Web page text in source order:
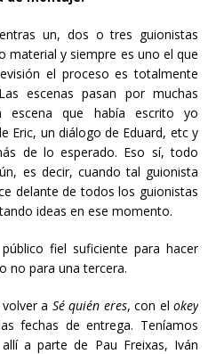
un, dos o tres guionistas
material y siempre es uno el que
el proceso es totalmente
escenas pasan por muchas
que había escrito yo
Eric, un diálogo de Eduard, etc y
de lo esperado. Eso sí, todo
es decir, cuando tal guionista
delante de todos los guionistas
ideas en ese momento.
fiel suficiente para hacer
no para una tercera.
a Sé quién eres, con el okey
fechas de entrega. Teníamos
a parte de Pau Freixas, Iván